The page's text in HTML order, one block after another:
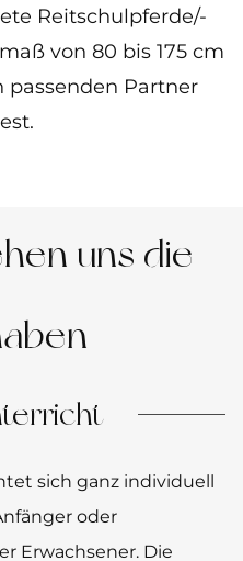
Reitschulpferde/-
von 80 bis 175 cm
Partner
uns die
sich ganz individuell
oder
Erwachsener. Die